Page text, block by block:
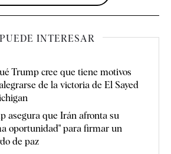
INTERESAR
Trump cree que tiene motivos
de la victoria de El Sayed
asegura que Irán afronta su
oportunidad" para firmar un
de paz